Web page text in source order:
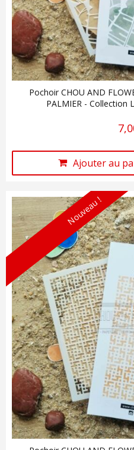
Pochoir CHOU AND
PALMIER - Collection
Ajouter au
Nouveau !